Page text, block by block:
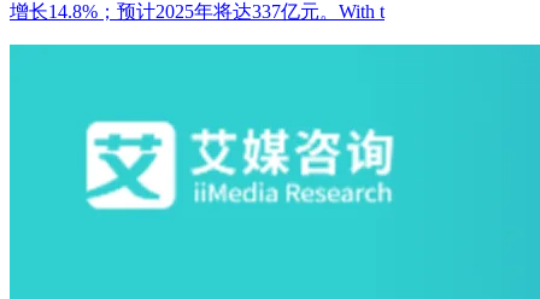
增长14.8%；预计2025年将达337亿元。With t